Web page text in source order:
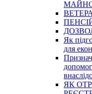
Як
для
ЯК